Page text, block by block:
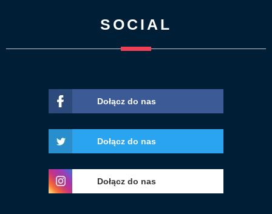
SOCIAL
Dołącz do nas
Dołącz do nas
Dołącz do nas